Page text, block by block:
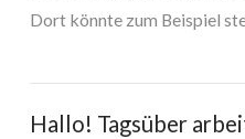
Dort könnte zum Beispiel
Hallo! Tagsüber